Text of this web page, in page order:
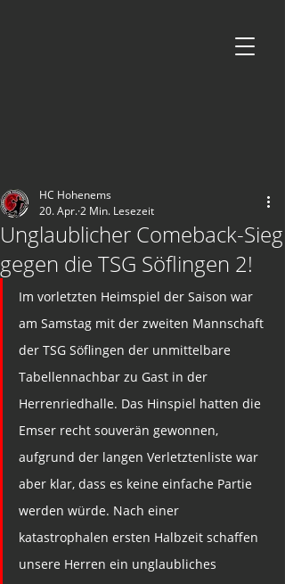
Unglaublicher Comeback-Sieg
gegen die TSG Söflingen 2!
HC Hohenems
20. Apr.2 Min. Lesezeit
Im vorletzten Heimspiel der Saison war
am Samstag mit der zweiten Mannschaft
der TSG Söflingen der unmittelbare
Tabellennachbar zu Gast in der
Herrenriedhalle. Das Hinspiel hatten die
Emser recht souverän gewonnen,
aufgrund der langen Verletztenliste war
aber klar, dass es keine einfache Partie
werden würde. Nach einer
katastrophalen ersten Halbzeit schaffen
unsere Herren ein unglaubliches